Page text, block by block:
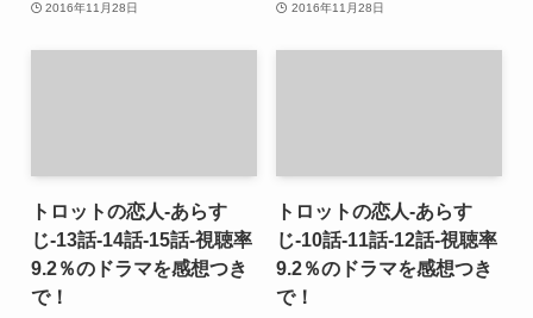
2016年11月28日 2016年11月28日
トロットの恋人-あらす
じ-13話-14話-15話-視聴率
9.2％のドラマを感想つき
で！
トロットの恋人-あらす
じ-10話-11話-12話-視聴率
9.2％のドラマを感想つき
で！